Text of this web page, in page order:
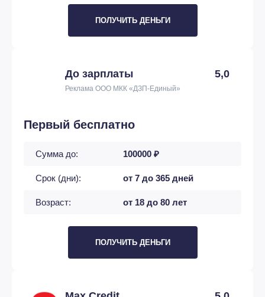
ПОЛУЧИТЬ ДЕНЬГИ
До зарплаты 5,0
Реклама ООО МКК «ДЗП-Единый»
Первый бесплатно
Сумма до: 100000 ₽
Срок (дни): от 7 до 365 дней
Возраст: от 18 до 80 лет
ПОЛУЧИТЬ ДЕНЬГИ